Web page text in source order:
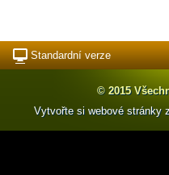
Standardní verze
© 2015
Vytvořte si webové stránky